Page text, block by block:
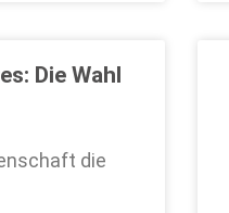
Die Wahl
die